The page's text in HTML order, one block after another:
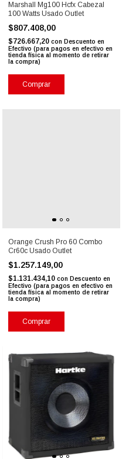
Marshall Mg100 Hcfx Cabezal
100 Watts Usado Outlet
$807.408,00
$726.667,20 con Descuento en
Efectivo (para pagos en efectivo en
tienda física al momento de retirar
la compra)
Comprar
Orange Crush Pro 60 Combo
Cr60c Usado Outlet
$1.257.149,00
$1.131.434,10 con Descuento en
Efectivo (para pagos en efectivo en
tienda física al momento de retirar
la compra)
Comprar